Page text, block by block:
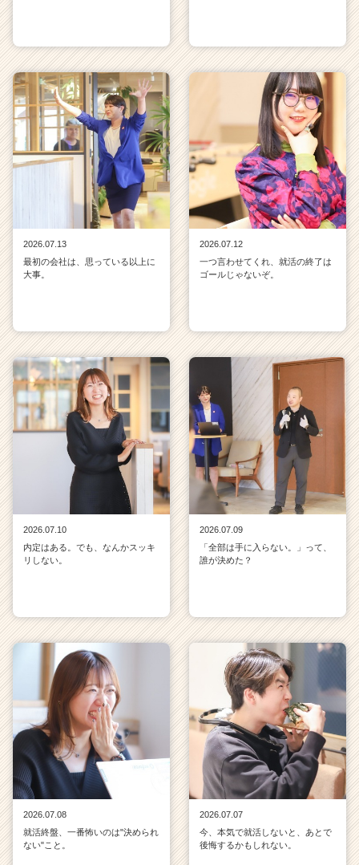
2026.07.13
最初の会社は、思っている以上に
大事。
2026.07.12
一つ言わせてくれ、就活の終了は
ゴールじゃないぞ。
2026.07.10
内定はある。でも、なんかスッキ
リしない。
2026.07.09
「全部は手に入らない。」って、
誰が決めた？
2026.07.08
就活終盤、一番怖いのは"決められ
ない"こと。
2026.07.07
今、本気で就活しないと、あとで
後悔するかもしれない。